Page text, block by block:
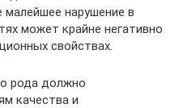
нарушение в
может крайне негативно
свойствах.
рода должно
качества и